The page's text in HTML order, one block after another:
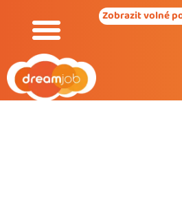
Zobrazit volné